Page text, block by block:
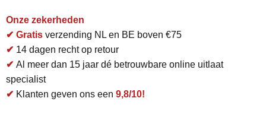
Onze zekerheden
✔ Gratis verzending NL en BE boven €75
✔ 14 dagen recht op retour
✔ Al meer dan 15 jaar dé betrouwbare online uitlaat
specialist
✔ Klanten geven ons een 9,8/10!